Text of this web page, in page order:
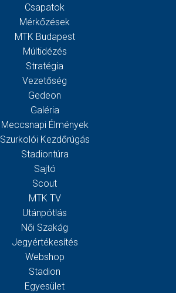
Csapatok
Mérkőzések
MTK Budapest
Múltidézés
Stratégia
Vezetőség
Gedeon
Galéria
Meccsnapi Élmények
Szurkolói Kezdőrúgás
Stadiontúra
Sajtó
Scout
MTK TV
Utánpótlás
Női Szakág
Jegyértékesítés
Webshop
Stadion
Egyesület